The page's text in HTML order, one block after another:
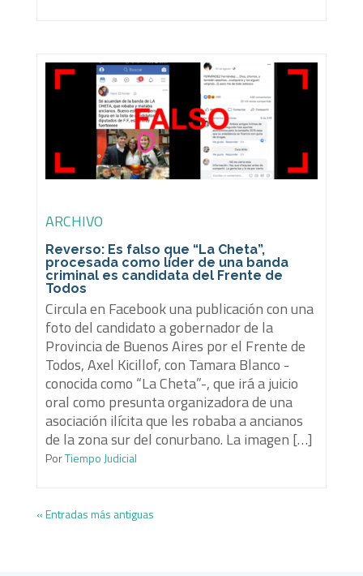
ARCHIVO
Reverso: Es falso que “La Cheta”,
procesada como líder de una banda
criminal es candidata del Frente de
Todos
Circula en Facebook una publicación con una
foto del candidato a gobernador de la
Provincia de Buenos Aires por el Frente de
Todos, Axel Kicillof, con Tamara Blanco -
conocida como “La Cheta”-, que irá a juicio
oral como presunta organizadora de una
asociación ilícita que les robaba a ancianos
de la zona sur del conurbano. La imagen […]
PorTiempo Judicial
« Entradas más antiguas